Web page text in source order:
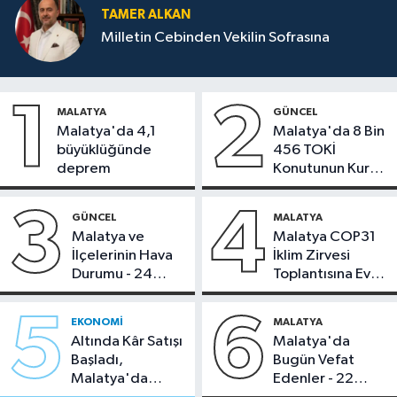
TAMER ALKAN
Milletin Cebinden Vekilin Sofrasına
1 MALATYA
Malatya'da 4,1
büyüklüğünde
deprem
2 GÜNCEL
Malatya'da 8 Bin
456 TOKİ
Konutunun Kurası
Bugün Çekiliyor
3 GÜNCEL
Malatya ve
İlçelerinin Hava
Durumu - 24
Temmuz 2026
4 MALATYA
Malatya COP31
İklim Zirvesi
Toplantısına Ev
Sahipliği Yaptı
5 EKONOMI
Altında Kâr Satışı
Başladı,
Malatya'da
6 MALATYA
Malatya'da
Bugün Vefat
Edenler - 22